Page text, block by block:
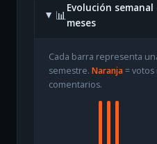
📊
Evolución
meses
Cada barra representa
semestre. Naranja= votos
comentarios.